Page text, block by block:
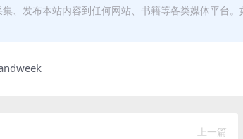
集、发布本站内容到任何网站、书籍等各类媒体平台
上一篇